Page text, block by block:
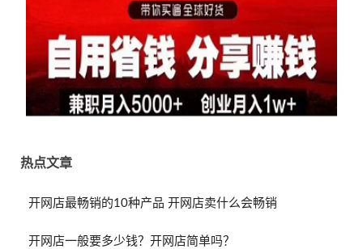
热点文章
开网店最畅销的10种产品 开网店卖什么会畅销
开网店一般要多少钱？开网店简单吗？